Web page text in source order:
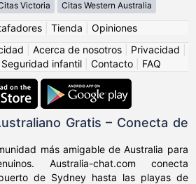
Victoria Citas Western Australia
Tienda
Opiniones
Acerca de nosotros Privacidad
Seguridad infantil Contacto FAQ
Gratis – Conecta de
más amigable de Australia para
Australia-chat.com conecta
de Sydney hasta las playas de